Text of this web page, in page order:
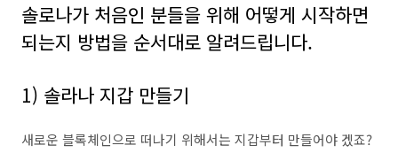
솔로나가 처음인 분들을 위해 어떻게 시작하면
되는지 방법을 순서대로 알려드립니다.
1) 솔라나 지갑 만들기
새로운 블록체인으로 떠나기 위해서는 지갑부터 만들어야 겠죠?